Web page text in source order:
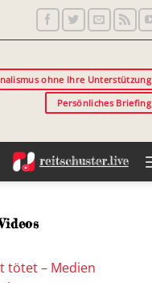
ohne Ihre Unterstützung
Persönliches Briefing
tötet – Medien